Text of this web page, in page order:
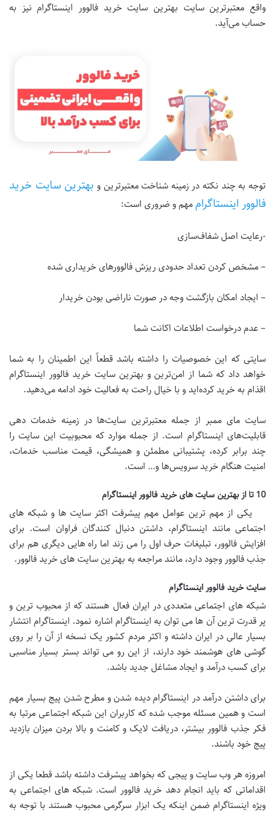
واقع معتبر‌ترین سایت بهترین سایت خرید فالوور اینستاگرام نیز به
حساب می‌آید.
توجه به چند نکته در زمینه شناخت معتبرترین و بهترین سایت خرید
فالوور اینستاگرام مهم و ضروری است:
-رعایت اصل شفاف‌سازی
– مشخص کردن تعداد حدودی ریزش فالوور‌های خریداری شده
– ایجاد امکان بازگشت وجه در صورت ناراضی بودن خریدار
– عدم درخواست اطلاعات اکانت شما
سایتی که این خصوصیات را داشته باشد قطعاً این اطمینان را به شما
خواهد داد که شما از امن‌ترین و بهترین سایت خرید فالوور اینستاگرام
اقذام به خرید کرده‌اید و با خیال راحت به فعالیت خود ادامه می‌دهید.
سایت مای ممبر از جمله معتبر‌ترین سایت‌ها در زمینه خدمات دهی
قابلیت‌های اینستاگرام است. از جمله موارد که محبوبیت این سایت را
چند برابر کرده، پشتیبانی مطمئن و همیشگی، قیمت مناسب خدمات،
امنیت هنگام خرید سرویس‌ها و… است.
10 تا از بهترین سایت های خرید فالوور اینستاگرام
یکی از مهم ترین عوامل مهم پیشرفت اکثر سایت ها و شبکه های
اجتماعی مانند اینستاگرام، داشتن دنبال کنندگان فراوان است. برای
افزایش فالوور، تبلیغات حرف اول را می زند اما راه هایی دیگری هم برای
جذب فالوور وجود دارد، مانند مراجعه به بهترین سایت های خرید فالوور.
سایت خرید فالوور اینستاگرام
شبکه های اجتماعی متعددی در ایران فعال هستند که از محبوب ترین و
پر قدرت ترین آن ها می توان به اینستاگرام اشاره نمود. اینستاگرام انتشار
بسیار عالی در ایران داشته و اکثر مردم کشور یک نسخه از آن را بر روی
گوشی های هوشمند خود دارند، از این رو می تواند بستر بسیار مناسبی
برای کسب درآمد و ایجاد مشاغل جدید باشد.
برای داشتن درآمد در اینستاگرام دیده شدن و مطرح شدن پیج بسیار مهم
است و همین مسئله موجب شده که کاربران این شبکه اجتماعی مرتبا به
فکر جذب فالوور بیشتر، دریافت لایک و کامنت و بالا بردن میزان بازدید
پیج خود باشند.
امروزه هر وب سایت و پیجی که بخواهد پیشرفت داشته باشد قطعا یکی از
اقداماتی که باید انجام دهد خرید فالوور است. شبکه های اجتماعی به
ویژه اینستاگرام ضمن اینکه یک ابزار سرگرمی محبوب هستند با توجه به